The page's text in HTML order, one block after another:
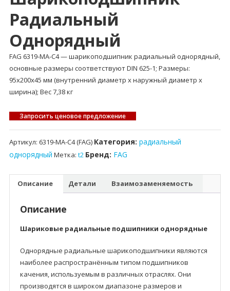
Радиальный
Однорядный
FAG 6319-MA-C4 — шарикоподшипник радиальный однорядный,
основные размеры соответствуют DIN 625-1; Размеры:
95x200x45 мм (внутренний диаметр x наружный диаметр x
ширина); Вес 7,38 кг
Запросить ценовое предложение
Артикул: 6319-MA-C4 (FAG) Категория: радиальный
однорядный Метка: t2 Бренд: FAG
Описание Детали Взаимозаменяемость
Описание
Шариковые радиальные подшипники однорядные
Однорядные радиальные шарикоподшипники являются
наиболее распространённым типом подшипников
качения, используемым в различных отраслях. Они
производятся в широком диапазоне размеров и